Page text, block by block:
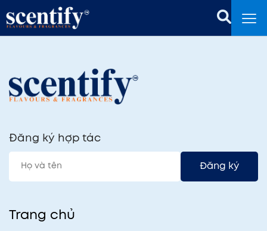
Đăng ký hợp tác
Đăng ký
Trang chủ